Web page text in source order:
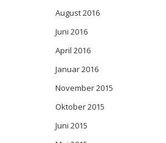
August 2016
Juni 2016
April 2016
Januar 2016
November 2015
Oktober 2015
Juni 2015